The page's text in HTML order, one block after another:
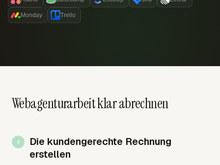
Monday Trello
Webagenturarbeit klar abrechnen
Die kundengerechte Rechnung
erstellen